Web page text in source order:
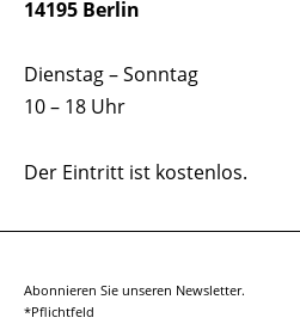
14195 Berlin
Dienstag – Sonntag
10 – 18 Uhr
Der Eintritt ist kostenlos.
Abonnieren Sie unseren Newsletter.
*Pflichtfeld